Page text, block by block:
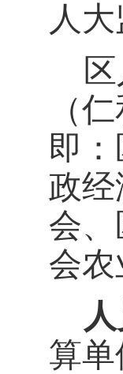
人
（
即
政
会
会
算